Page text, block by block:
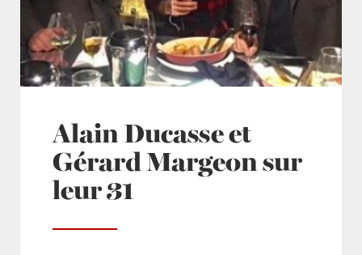
Alain Ducasse et
Gérard Margeon sur
leur 31